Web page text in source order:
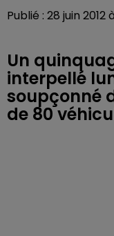
Publié : 28 juin
Un
interpellé
soupçonné
de 80